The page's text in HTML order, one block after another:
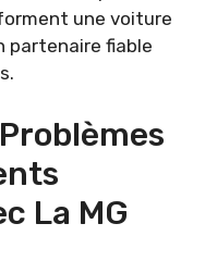
une voiture
partenaire fiable
La MG